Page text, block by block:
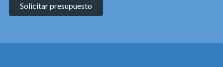
Solicitar presupuesto